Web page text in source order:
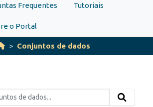
Frequentes Tutoriais
o Portal
Conjuntos de dados